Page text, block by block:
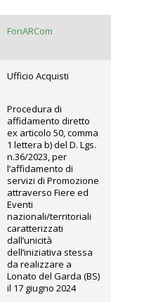
FonARCom
Ufficio Acquisti
Procedura di
affidamento diretto
ex articolo 50, comma
1 lettera b) del D. Lgs.
n.36/2023, per
l’affidamento di
servizi di Promozione
attraverso Fiere ed
Eventi
nazionali/territoriali
caratterizzati
dall’unicità
dell’iniziativa stessa
da realizzare a
Lonato del Garda (BS)
il 17 giugno 2024